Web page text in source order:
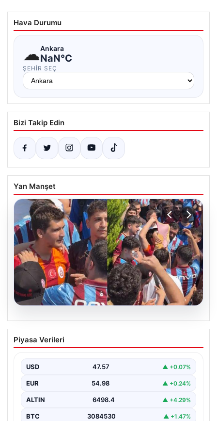
Hava Durumu
☁Ankara
NaN°C
ŞEHIR SEÇ
Bizi Takip Edin
Yan Manşet
05.08.2026
Mohamed Salah’ı karşılamaya gelen
Galatasaraylı taraftarı pişman ettiler!
Piyasa Verileri
USD 47.57 ▲ +0.07%
EUR 54.98 ▲ +0.24%
ALTIN 6498.4 ▲ +4.29%
BTC 3084530 ▲ +1.47%